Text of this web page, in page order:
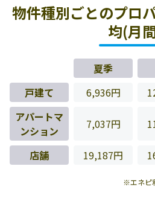
物件種別ごとのプロ
均(月
夏季
戸建て
6,936円
アパートマ
ンション
7,037円
店舗 19,187円
※エネピ